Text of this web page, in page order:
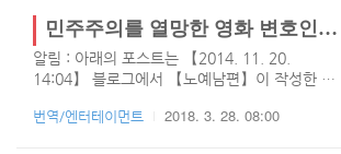
가 없는걸로 보이는군요. 2분기에도 마이너스 성
장을 하였고 이번 3분기에도 마이너스가 됨으로
현제 아베노믹스에 대해 ..
해서는 부림사건을 토대로 만든것만 알고 있으나
그래도 영화인 만큼 어느정도의 편집은 예상하시
고 보셔야 할 거라 보이네요. 제가 아는 부림사건
이란 민주화 운동을 하는 학생 및 일반인들을 대
상으로 실체가 없는 조직을 만들어 그들을 구속
민주주의를 열망한 영화 변호인을 관람한 중국 네티즌들의 반응
알림 : 아래의 포스트는 【2014. 11. 20.
14:04】 블로그에서 【노예남편】이 작성한 글
응중 번역해드릴 것은 "민주주의"의 대변인 영화
번역/엔터테이먼트 2018. 3. 28. 08:00